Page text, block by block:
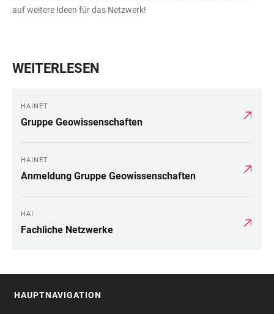
auf weitere Ideen für das Netzwerk!
WEITERLESEN
HAINET
Gruppe Geowissenschaften
HAINET
Anmeldung Gruppe Geowissenschaften
HAI
Fachliche Netzwerke
HAUPTNAVIGATION